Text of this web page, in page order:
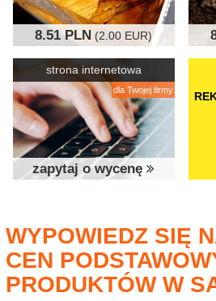
8.51 PLN (2.00 EUR)
strona internetowa
dla Twojej firmy
zapytaj o wycenę
WYPOWIEDZ SIĘ
CEN
PRODUKTÓW W